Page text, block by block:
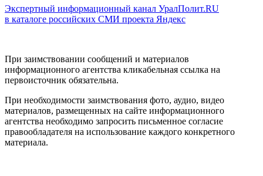
Экспертный информационный канал УралПолит.RU
в каталоге российских СМИ проекта Яндекс
При заимствовании сообщений и материалов
информационного агентства кликабельная ссылка на
первоисточник обязательна.
При необходимости заимствования фото, аудио, видео
материалов, размещенных на сайте информационного
агентства необходимо запросить письменное согласие
правообладателя на использование каждого конкретного
материала.